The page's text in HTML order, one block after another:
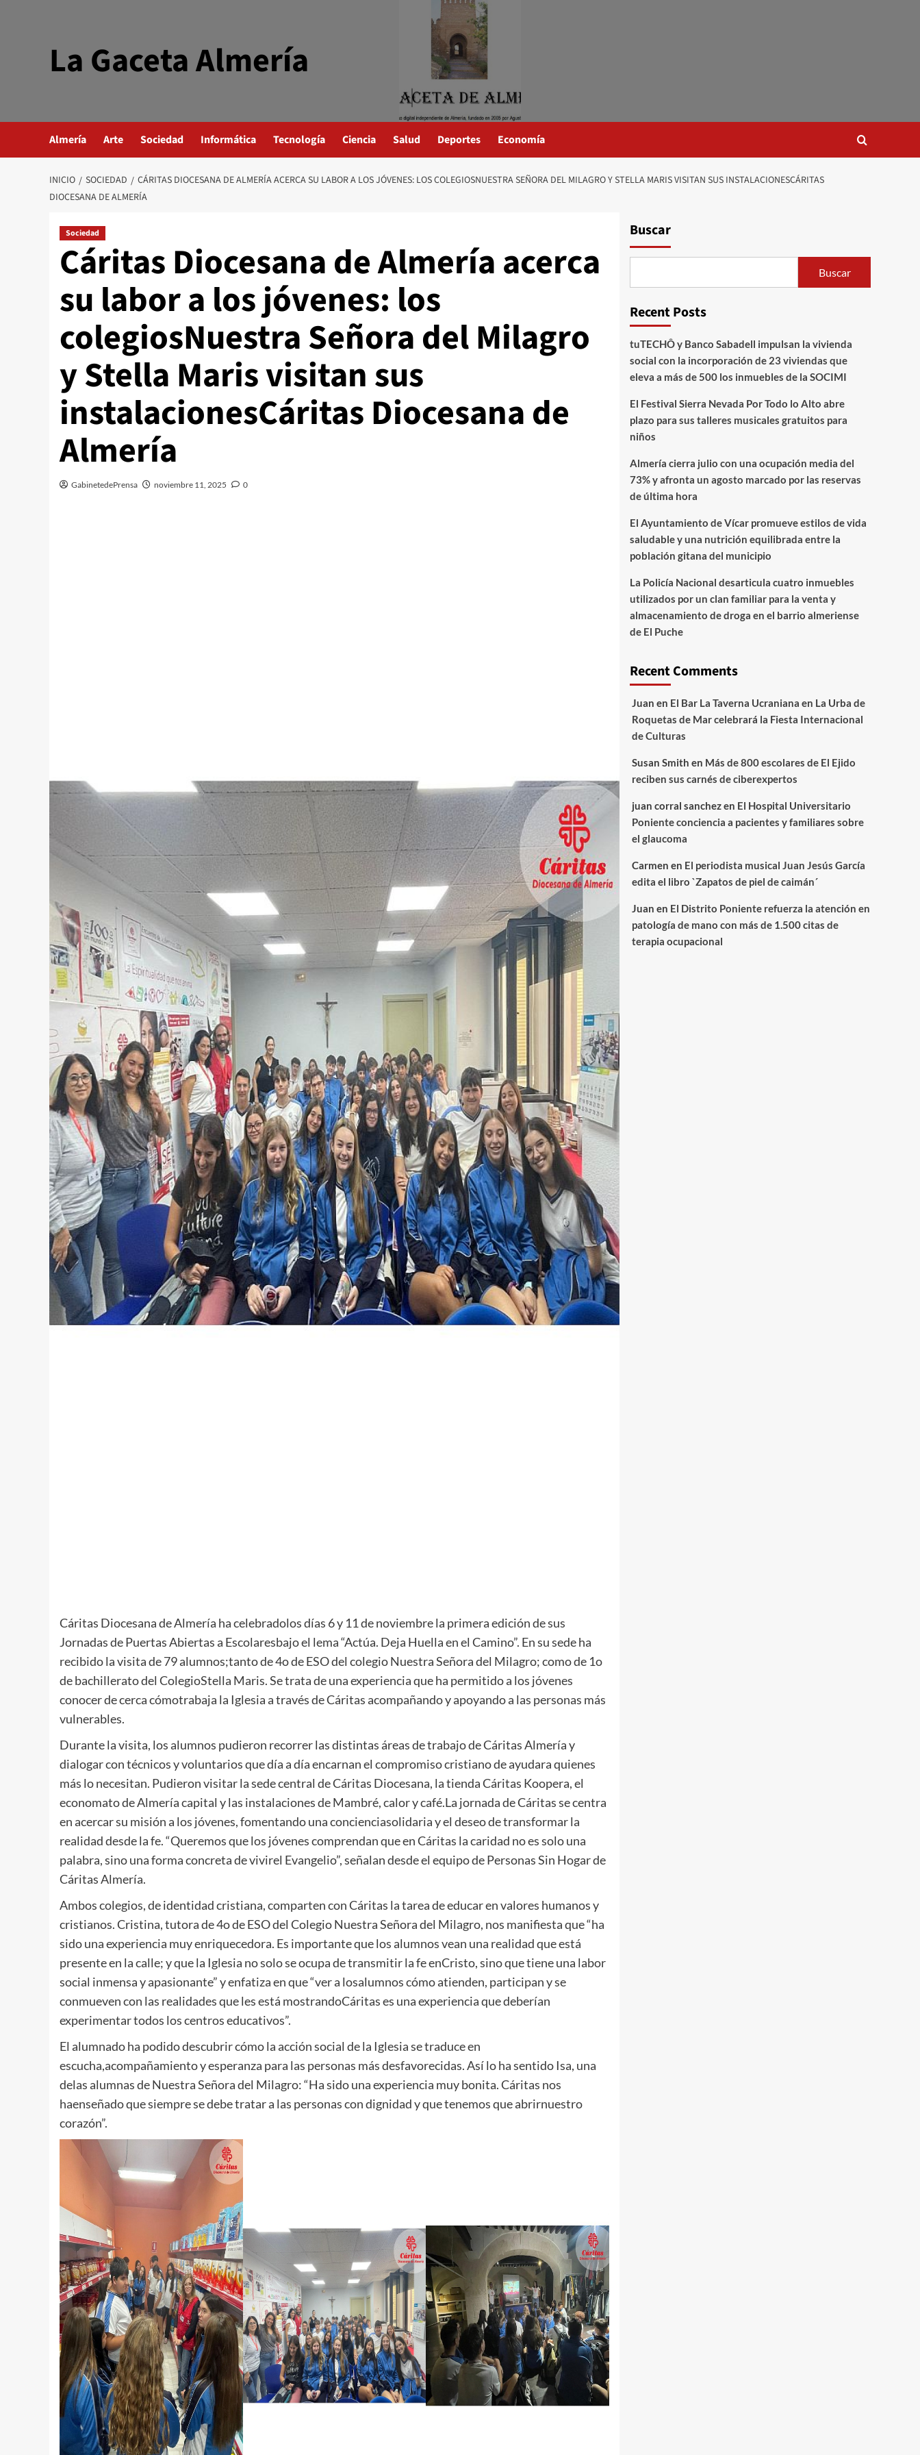
La Gaceta Almería
Almería Arte Sociedad Informática Tecnología Ciencia Salud Deportes Economía
INICIO SOCIEDAD
CÁRITAS DIOCESANA DE ALMERÍA ACERCA SU LABOR A LOS JÓVENES: LOS COLEGIOSNUESTRA SEÑORA DEL MILAGRO Y STELLA MARIS VISITAN SUS INSTALACIONESCÁRITAS
DIOCESANA DE ALMERÍA
Sociedad
Cáritas Diocesana de Almería acerca
su labor a los jóvenes: los
colegiosNuestra Señora del Milagro
y Stella Maris visitan sus
instalacionesCáritas Diocesana de
Almería
GabinetedePrensa noviembre 11, 2025 0
Cáritas Diocesana de Almería ha celebradolos días 6 y 11 de noviembre la primera edición de sus
Jornadas de Puertas Abiertas a Escolaresbajo el lema “Actúa. Deja Huella en el Camino”. En su sede ha
recibido la visita de 79 alumnos;tanto de 4o de ESO del colegio Nuestra Señora del Milagro; como de 1o
de bachillerato del ColegioStella Maris. Se trata de una experiencia que ha permitido a los jóvenes
conocer de cerca cómotrabaja la Iglesia a través de Cáritas acompañando y apoyando a las personas más
vulnerables.
Durante la visita, los alumnos pudieron recorrer las distintas áreas de trabajo de Cáritas Almería y
dialogar con técnicos y voluntarios que día a día encarnan el compromiso cristiano de ayudara quienes
más lo necesitan. Pudieron visitar la sede central de Cáritas Diocesana, la tienda Cáritas Koopera, el
economato de Almería capital y las instalaciones de Mambré, calor y café.La jornada de Cáritas se centra
en acercar su misión a los jóvenes, fomentando una concienciasolidaria y el deseo de transformar la
realidad desde la fe. “Queremos que los jóvenes comprendan que en Cáritas la caridad no es solo una
palabra, sino una forma concreta de vivirel Evangelio”, señalan desde el equipo de Personas Sin Hogar de
Cáritas Almería.
Ambos colegios, de identidad cristiana, comparten con Cáritas la tarea de educar en valores humanos y
cristianos. Cristina, tutora de 4o de ESO del Colegio Nuestra Señora del Milagro, nos manifiesta que “ha
sido una experiencia muy enriquecedora. Es importante que los alumnos vean una realidad que está
presente en la calle; y que la Iglesia no solo se ocupa de transmitir la fe enCristo, sino que tiene una labor
social inmensa y apasionante” y enfatiza en que “ver a losalumnos cómo atienden, participan y se
conmueven con las realidades que les está mostrandoCáritas es una experiencia que deberían
experimentar todos los centros educativos”.
El alumnado ha podido descubrir cómo la acción social de la Iglesia se traduce en
escucha,acompañamiento y esperanza para las personas más desfavorecidas. Así lo ha sentido Isa, una
delas alumnas de Nuestra Señora del Milagro: “Ha sido una experiencia muy bonita. Cáritas nos
haenseñado que siempre se debe tratar a las personas con dignidad y que tenemos que abrirnuestro
corazón”.
Buscar
Buscar
Recent Posts
tuTECHÔ y Banco Sabadell impulsan la vivienda
social con la incorporación de 23 viviendas que
eleva a más de 500 los inmuebles de la SOCIMI
El Festival Sierra Nevada Por Todo lo Alto abre
plazo para sus talleres musicales gratuitos para
niños
Almería cierra julio con una ocupación media del
73% y afronta un agosto marcado por las reservas
de última hora
El Ayuntamiento de Vícar promueve estilos de vida
saludable y una nutrición equilibrada entre la
población gitana del municipio
La Policía Nacional desarticula cuatro inmuebles
utilizados por un clan familiar para la venta y
almacenamiento de droga en el barrio almeriense
de El Puche
Recent Comments
Juan en El Bar La Taverna Ucraniana en La Urba de
Roquetas de Mar celebrará la Fiesta Internacional
de Culturas
Susan Smith en Más de 800 escolares de El Ejido
reciben sus carnés de ciberexpertos
juan corral sanchezen El Hospital Universitario
Poniente conciencia a pacientes y familiares sobre
el glaucoma
Carmen en El periodista musical Juan Jesús García
edita el libro `Zapatos de piel de caimán´
Juan en El Distrito Poniente refuerza la atención en
patología de mano con más de 1.500 citas de
terapia ocupacional